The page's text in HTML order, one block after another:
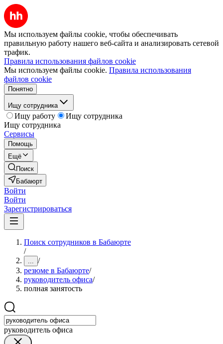
Мы используем файлы cookie, чтобы обеспечивать
правильную работу нашего веб-сайта и анализировать сетевой
трафик.
Правила использования файлов cookie
Мы используем файлы cookie. Правила использования
файлов cookie
Понятно
Ищу сотрудника
Ищу работу
Ищу сотрудника
Ищу сотрудника
Сервисы
Помощь
Ещё
Поиск
Бабаюрт
Войти
Войти
Зарегистрироваться
Поиск сотрудников в Бабаюрте
/
... /
резюме в Бабаюрте/
руководитель офиса/
полная занятость
руководитель офиса